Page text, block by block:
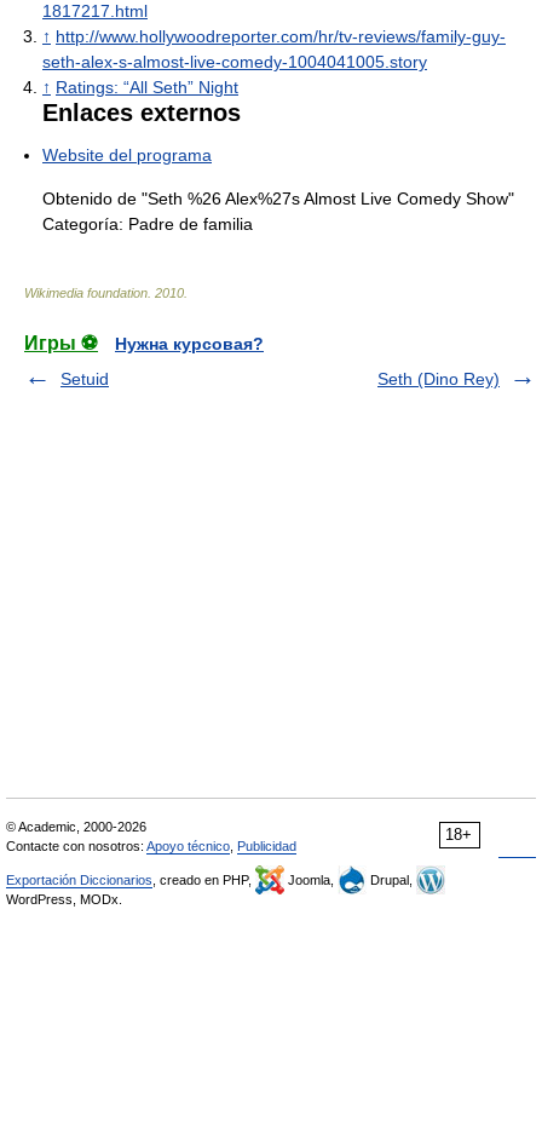
1817217.html
↑ http://www.hollywoodreporter.com/hr/tv-reviews/family-guy-
seth-alex-s-almost-live-comedy-1004041005.story
↑ Ratings: “All Seth” Night
Enlaces externos
Website del programa
Obtenido de "Seth %26 Alex%27s Almost Live Comedy Show"
Categoría: Padre de familia
Wikimedia foundation 2010
Игры ⚽
Нужна курсовая?
Setuid
Seth (Dino Rey)
18+
© Academic, 2000-2026
Contacte con nosotros: Apoyo técnico Publicidad
Exportación Diccionarios , creado en PHP, Joomla,
Drupal,
WordPress, MODx.